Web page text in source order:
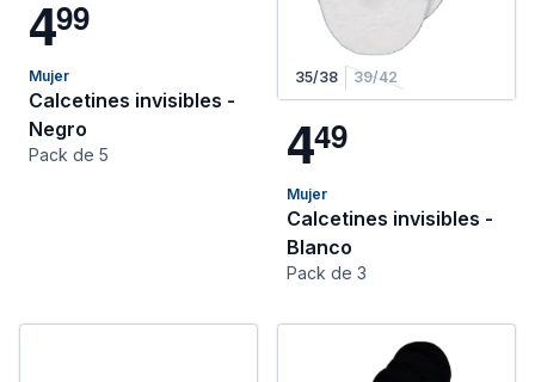
499
Mujer
Calcetines invisibles -
Negro
Pack de 5
35/38 39/42
449
Mujer
Calcetines invisibles -
Blanco
Pack de 3